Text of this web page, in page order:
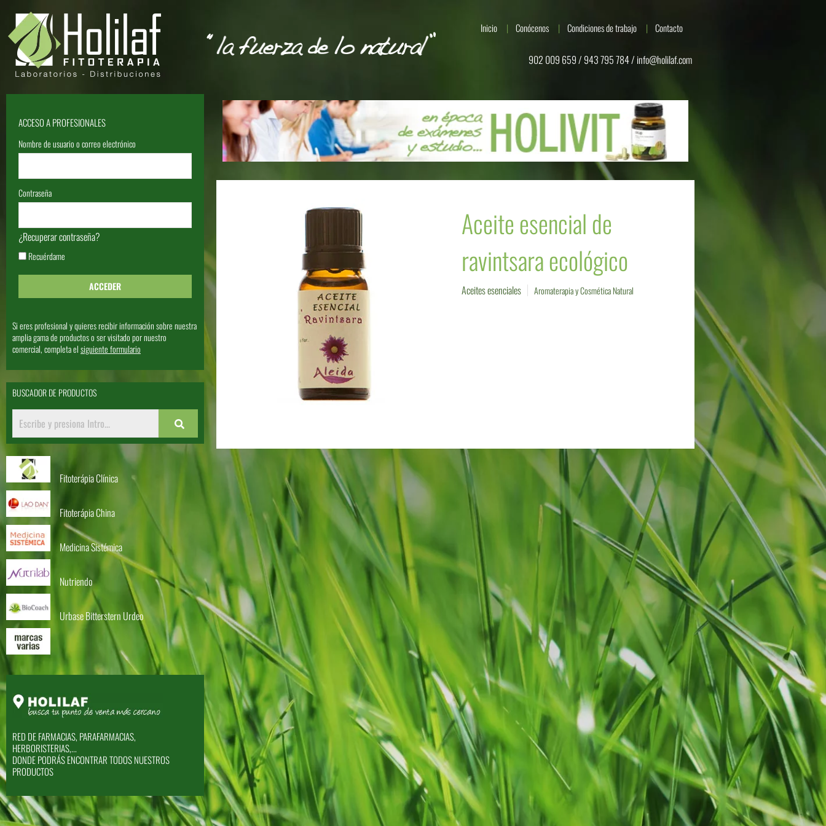
Inicio Conócenos Condiciones de trabajo Contacto
902 009 659 / 943 795 784 / info@holilaf.com
ACCESO A PROFESIONALES
Nombre de usuario o correo electrónico
Contraseña
¿Recuperar contraseña?
Recuérdame
Si eres profesional y quieres recibir información sobre nuestra
amplia gama de productos o ser visitado por nuestro
comercial, completa elsiguiente formulario
BUSCADOR DE PRODUCTOS
Fitoterápia Clínica
Fitoterápia China
Medicina Sistémica
Nutriendo
Urbase Bitterstern Urdeo
RED DE FARMACIAS, PARAFARMACIAS,
HERBORISTERIAS,...
DONDE PODRÁS ENCONTRAR TODOS NUESTROS
PRODUCTOS
Aceite esencial de
ravintsara ecológico
Aceites esenciales Aromaterapia y Cosmética Natural